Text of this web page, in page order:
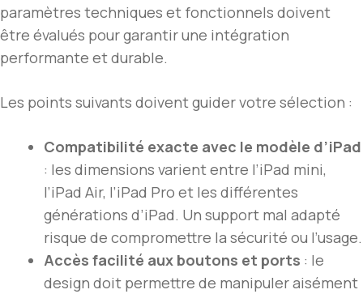
paramètres techniques et fonctionnels doivent
être évalués pour garantir une intégration
performante et durable.
Les points suivants doivent guider votre sélection :
Compatibilité exacte avec le modèle d’iPad
: les dimensions varient entre l’iPad mini,
l’iPad Air, l’iPad Pro et les différentes
générations d’iPad. Un support mal adapté
risque de compromettre la sécurité ou l’usage.
Accès facilité aux boutons et ports : le
design doit permettre de manipuler aisément